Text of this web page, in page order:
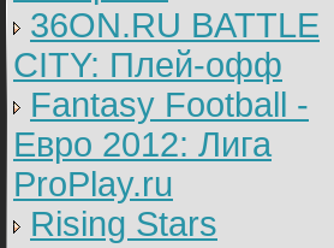
36ON.RU BATTLE
CITY: Плей-офф
Fantasy Football -
Евро 2012: Лига
ProPlay.ru
Rising Stars